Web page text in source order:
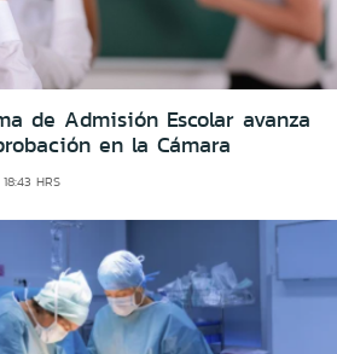
de Admisión Escolar avanza
en la Cámara
HRS